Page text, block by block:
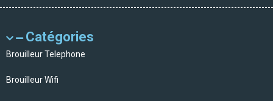
Catégories
Brouilleur Telephone
Brouilleur Wifi